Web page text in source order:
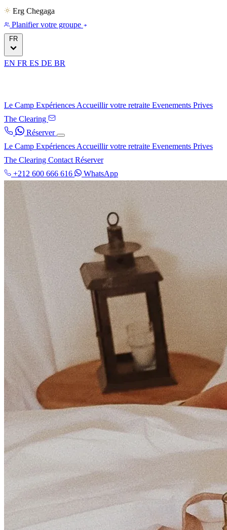
Erg Chegaga
Planifier votre groupe
FR
EN FR ES DE BR
Le Camp Expériences Accueillir votre retraite Evenements Prives
The Clearing
Réserver
Le Camp Expériences Accueillir votre retraite Evenements Prives
The Clearing Contact Réserver
+212 600 666 616
WhatsApp